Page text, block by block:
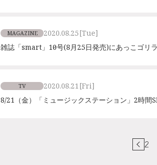
MAGAZINE 2020.08.25[Tue]
雑誌「smart」10月号(8月25日発売)にあっこゴリ
TV 2020.08.21[Fri]
8/21（金）「ミュージックステーション」2時間
2